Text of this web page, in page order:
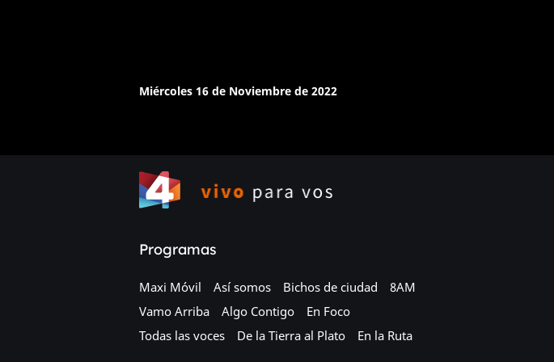
Miércoles 16 de Noviembre de 2022
Programas
Maxi Móvil Así somos Bichos de ciudad
8AM
Vamo Arriba
Algo Contigo
En Foco
Todas las voces
De la Tierra al Plato En la Ruta